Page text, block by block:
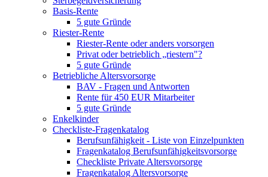
Basis-Rente
5 gute Gründe
Riester-Rente
Riester-Rente oder anders vorsorgen
Privat oder betrieblich „riestern"?
5 gute Gründe
Betriebliche Altersvorsorge
BAV - Fragen und Antworten
Rente für 450 EUR Mitarbeiter
5 gute Gründe
Enkelkinder
Checkliste-Fragenkatalog
Berufsunfähigkeit - Liste von Einzelpunkten
Fragenkatalog Berufsunfähigkeitsvorsorge
Checkliste Private Altersvorsorge
Fragenkatalog Altersvorsorge